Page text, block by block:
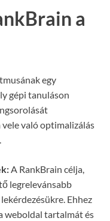
a
egy
gépi tanuláson
vele való optimalizálás
A RankBrain célja,
legrelevánsabb
Ehhez
weboldal tartalmát és